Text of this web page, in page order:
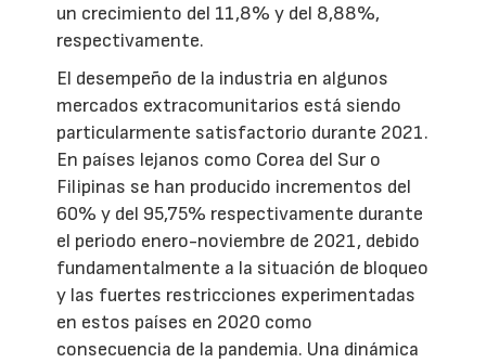
un crecimiento del 11,8% y del 8,88%,
respectivamente.
El desempeño de la industria en algunos
mercados extracomunitarios está siendo
particularmente satisfactorio durante 2021.
En países lejanos como Corea del Sur o
Filipinas se han producido incrementos del
60% y del 95,75% respectivamente durante
el periodo enero-noviembre de 2021, debido
fundamentalmente a la situación de bloqueo
y las fuertes restricciones experimentadas
en estos países en 2020 como
consecuencia de la pandemia. Una dinámica